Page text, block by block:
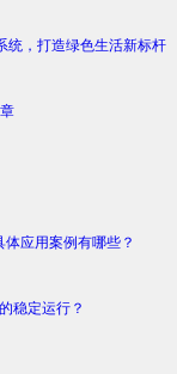
，打造绿色生活新标杆
应用案例有哪些？
稳定运行？